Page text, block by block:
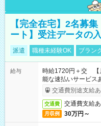
【完全在宅】2名募
ート】受注データの
派遣 職種未経験OK ブラン
給与
時給1720円＋交 【
能な速払いサービス
交通費別途支給あ
交通費 交通費支給あ
月収例 30万円～